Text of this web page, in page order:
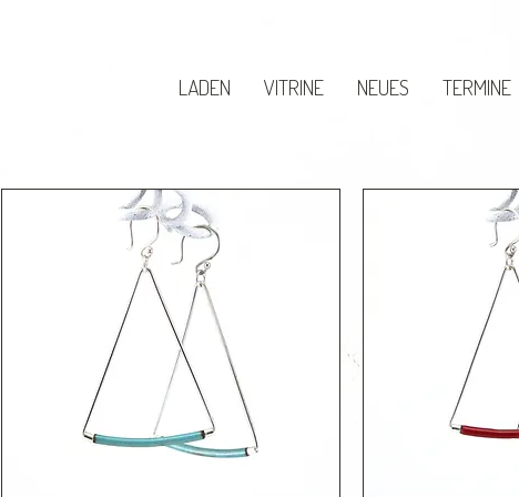
LADEN VITRINE NEUES TERMINE